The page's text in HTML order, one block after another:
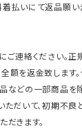
払いにて返品願い
連絡ください。
額を返金致します
などの一部商品を除
だいて、初期不良
きます。